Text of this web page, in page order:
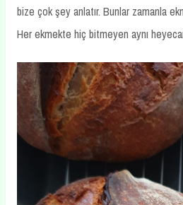
bize çok şey anlatır. Bunlar zamanla
Her ekmekte hiç bitmeyen aynı